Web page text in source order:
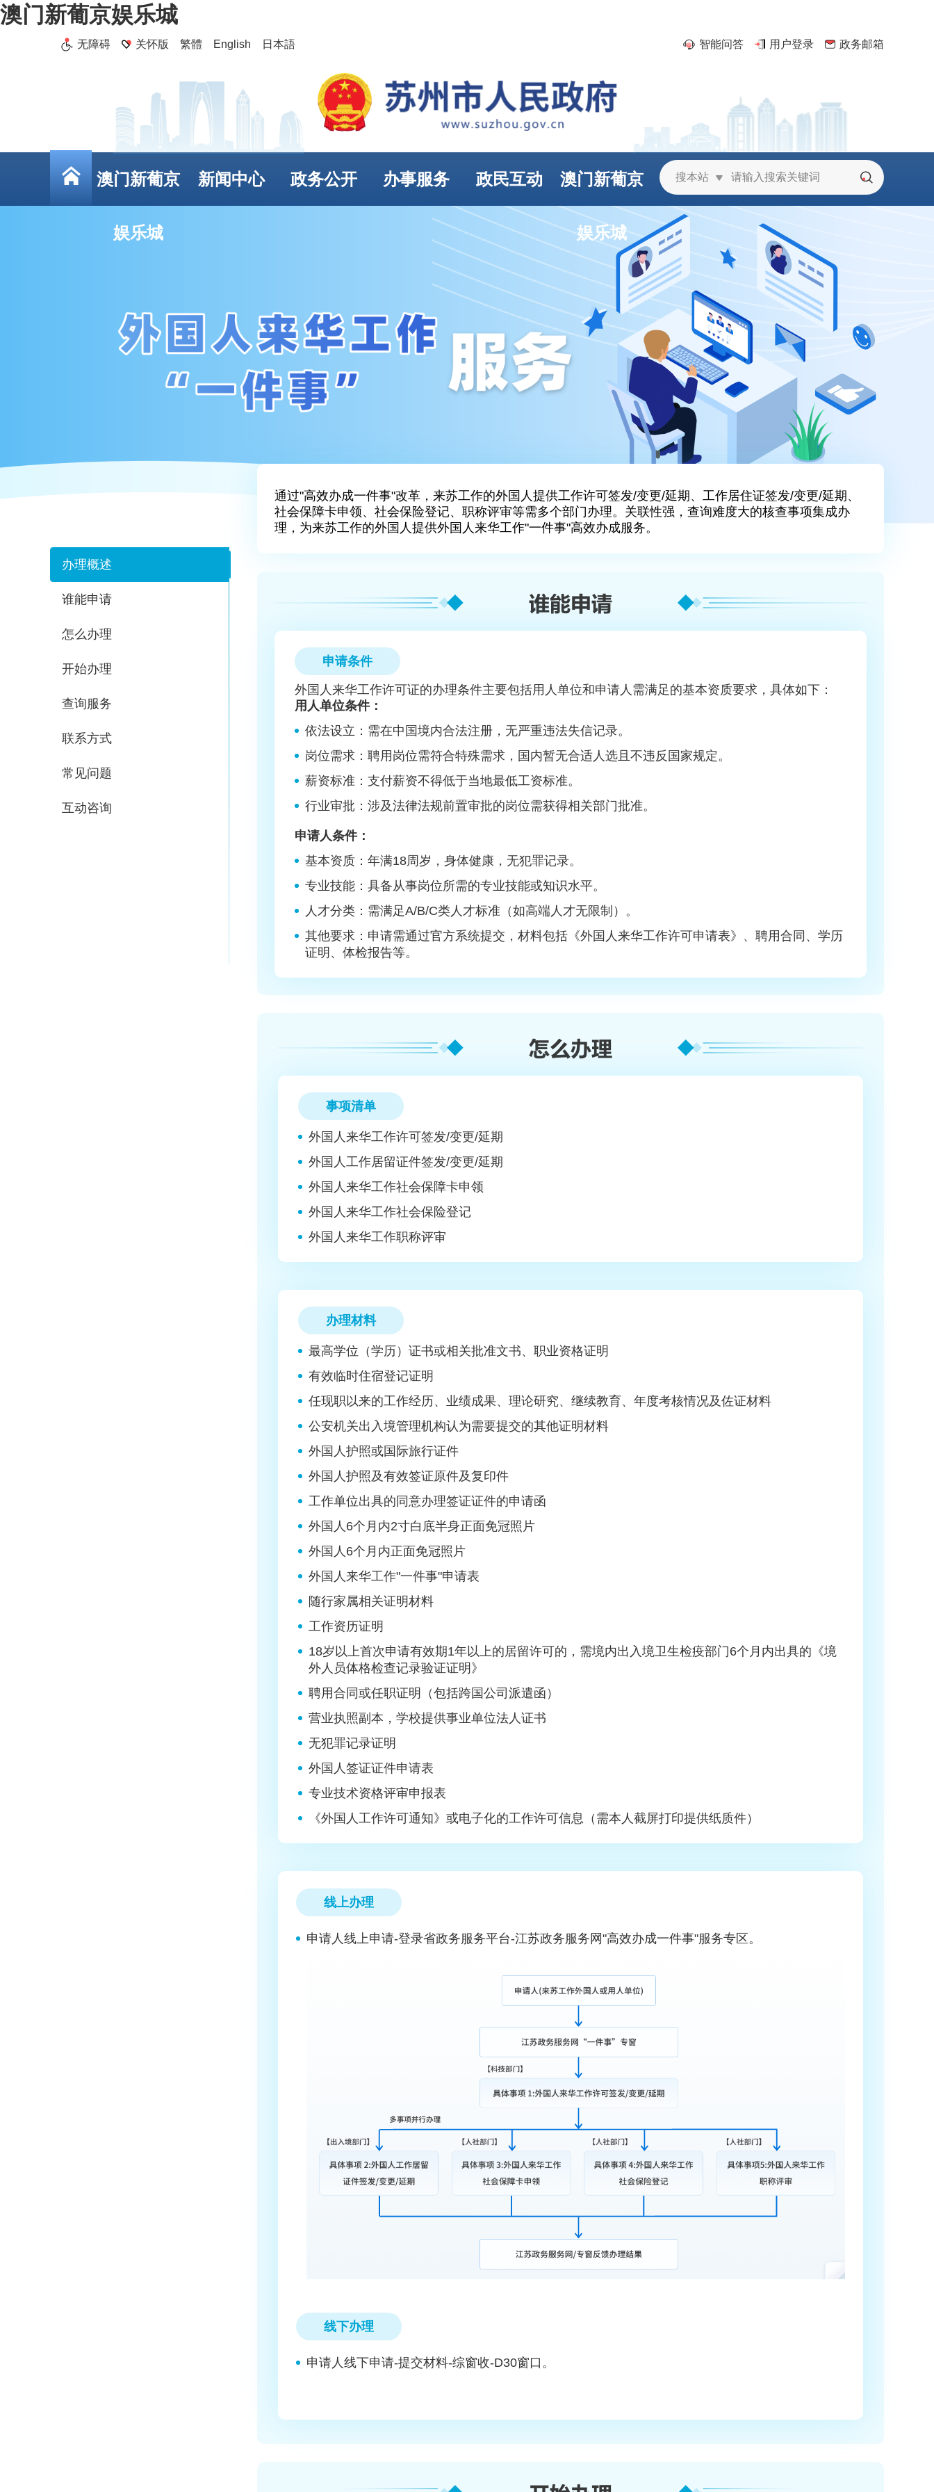
澳门新葡京娱乐城
无障碍 关怀版 繁體 English 日本語 智能问答 用户登录 政务邮箱
搜本站
澳门新葡京
娱乐城
新闻中心 政务公开 办事服务 政民互动 澳门新葡京
娱乐城
办理概述
谁能申请
怎么办理
开始办理
查询服务
联系方式
常见问题
互动咨询
通过"高效办成一件事"改革，来苏工作的外国人提供工作许可签发/变更/延期、工作居住证签发/变更/延期、
社会保障卡申领、社会保险登记、职称评审等需多个部门办理。关联性强，查询难度大的核查事项集成办
理，为来苏工作的外国人提供外国人来华工作"一件事"高效办成服务。
申请条件
外国人来华工作许可证的办理条件主要包括用人单位和申请人需满足的基本资质要求，具体如下：
用人单位条件：
‌依法设立‌：需在中国境内合法注册，无严重违法失信记录。
‌岗位需求‌：聘用岗位需符合特殊需求，国内暂无合适人选且不违反国家规定。
薪资标准‌：支付薪资不得低于当地最低工资标准。
‌行业审批‌：涉及法律法规前置审批的岗位需获得相关部门批准。
申请人条件：
基本资质‌：年满18周岁，身体健康，无犯罪记录。
‌专业技能‌：具备从事岗位所需的专业技能或知识水平。
‌人才分类‌：需满足A/B/C类人才标准（如高端人才无限制）。
其他要求‌：申请需通过官方系统提交，材料包括《外国人来华工作许可申请表》、聘用合同、学历
证明、体检报告等。
事项清单
外国人来华工作许可签发/变更/延期
外国人工作居留证件签发/变更/延期
外国人来华工作社会保障卡申领
外国人来华工作社会保险登记
外国人来华工作职称评审
办理材料
最高学位（学历）证书或相关批准文书、职业资格证明
有效临时住宿登记证明
任现职以来的工作经历、业绩成果、理论研究、继续教育、年度考核情况及佐证材料
公安机关出入境管理机构认为需要提交的其他证明材料
外国人护照或国际旅行证件
外国人护照及有效签证原件及复印件
工作单位出具的同意办理签证证件的申请函
外国人6个月内2寸白底半身正面免冠照片
外国人6个月内正面免冠照片
外国人来华工作"一件事"申请表
随行家属相关证明材料
工作资历证明
18岁以上首次申请有效期1年以上的居留许可的，需境内出入境卫生检疫部门6个月内出具的《境
外人员体格检查记录验证证明》
聘用合同或任职证明（包括跨国公司派遣函）
营业执照副本，学校提供事业单位法人证书
无犯罪记录证明
外国人签证证件申请表
专业技术资格评审申报表
《外国人工作许可通知》或电子化的工作许可信息（需本人截屏打印提供纸质件）
线上办理
申请人线上申请-登录省政务服务平台-江苏政务服务网"高效办成一件事"服务专区。
线下办理
申请人线下申请-提交材料-综窗收-D30窗口。